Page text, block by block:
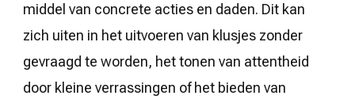
middel van concrete acties en daden. Dit kan
zich uiten in het uitvoeren van klusjes zonder
gevraagd te worden, het tonen van attentheid
door kleine verrassingen of het bieden van